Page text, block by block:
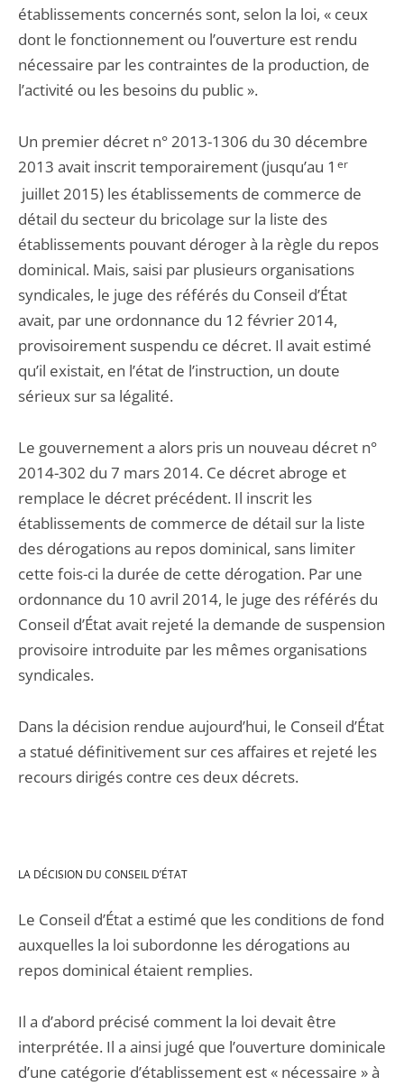
établissements concernés sont, selon la loi, « ceux
dont le fonctionnement ou l’ouverture est rendu
nécessaire par les contraintes de la production, de
l’activité ou les besoins du public ».
Un premier décret n° 2013-1306 du 30 décembre
2013 avait inscrit temporairement (jusqu’au 1 er
juillet 2015) les établissements de commerce de
détail du secteur du bricolage sur la liste des
établissements pouvant déroger à la règle du repos
dominical. Mais, saisi par plusieurs organisations
syndicales, le juge des référés du Conseil d’État
avait, par une ordonnance du 12 février 2014,
provisoirement suspendu ce décret. Il avait estimé
qu’il existait, en l’état de l’instruction, un doute
sérieux sur sa légalité.
Le gouvernement a alors pris un nouveau décret n°
2014-302 du 7 mars 2014. Ce décret abroge et
remplace le décret précédent. Il inscrit les
établissements de commerce de détail sur la liste
des dérogations au repos dominical, sans limiter
cette fois-ci la durée de cette dérogation. Par une
ordonnance du 10 avril 2014, le juge des référés du
Conseil d’État avait rejeté la demande de suspension
provisoire introduite par les mêmes organisations
syndicales.
Dans la décision rendue aujourd’hui, le Conseil d’État
a statué définitivement sur ces affaires et rejeté les
recours dirigés contre ces deux décrets.
LA DÉCISION DU CONSEIL D’ÉTAT
Le Conseil d’État a estimé que les conditions de fond
auxquelles la loi subordonne les dérogations au
repos dominical étaient remplies.
Il a d’abord précisé comment la loi devait être
interprétée. Il a ainsi jugé que l’ouverture dominicale
d’une catégorie d’établissement est « nécessaire » à